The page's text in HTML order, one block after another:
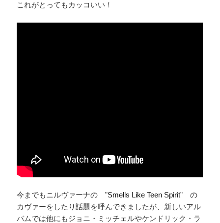
これがとってもカッコいい！
今までもニルヴァーナの ”Smells Like Teen Spirit” の
カヴァーをしたり話題を呼んできましたが、新しいアル
バムでは他にもジョニ・ミッチェルやケンドリック・ラ